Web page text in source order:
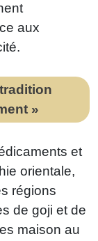
aux
»
et
orientale,
régions
de goji et de
maison au